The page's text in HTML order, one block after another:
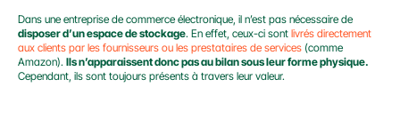
disposer d’un espace de stockage. En effet, ceux-ci sont livrés directement
aux clients par les fournisseurs ou les prestataires de services (comme
Amazon). Ils n’apparaissent donc pas au bilan sous leur forme physique.
Cependant, ils sont toujours présents à travers leur valeur.